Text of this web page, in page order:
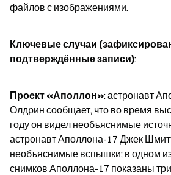
файлов с изображениями.
Ключевые случаи
подтверждённые записи):
Проект «Аполлон»: астронавт
Олдрин сообщает, что во время
году он видел необъяснимые
астронавт Аполлона-17 Джек
необъяснимые вспышки; в одном
снимков Аполлона-17 показаны